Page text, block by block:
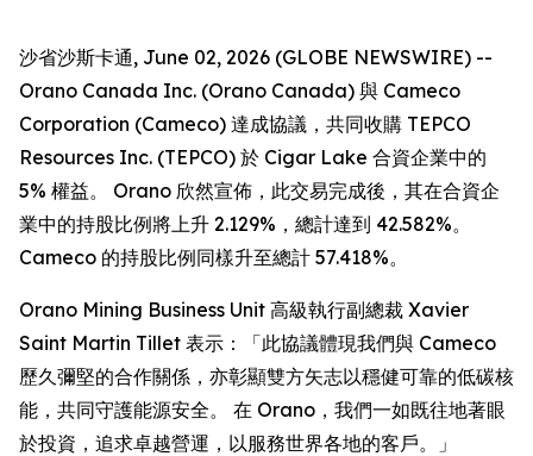
沙省沙斯卡通, June 02, 2026 (GLOBE NEWSWIRE) --
Orano Canada Inc. (Orano Canada) 與 Cameco
Corporation (Cameco) 達成協議，共同收購 TEPCO
Resources Inc. (TEPCO) 於 Cigar Lake 合資企業中的
5% 權益。 Orano 欣然宣佈，此交易完成後，其在合資企
業中的持股比例將上升 2.129%，總計達到 42.582%。
Cameco 的持股比例同樣升至總計 57.418%。
Orano Mining Business Unit 高級執行副總裁 Xavier
Saint Martin Tillet 表示：「此協議體現我們與 Cameco
歷久彌堅的合作關係，亦彰顯雙方矢志以穩健可靠的低碳核
能，共同守護能源安全。 在 Orano，我們一如既往地著眼
於投資，追求卓越營運，以服務世界各地的客戶。」